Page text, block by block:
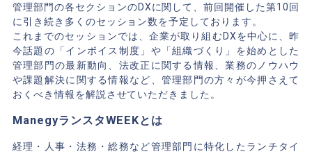
管理部門の各セクションのDXに関して、前回開催した第10回
に引き続き多くのセッション数を予定しております。
これまでのセッションでは、企業が取り組むDXを中心に、昨
今話題の「インボイス制度」や「組織づくり」を始めとした
管理部門の最新動向、法改正に関する情報、業務のノウハウ
や課題解決に関する情報など、管理部門の方々が今押さえて
おくべき情報を解説させていただきました。
ManegyランスタWEEKとは
経理・人事・法務・総務など管理部門に特化したランチタイ